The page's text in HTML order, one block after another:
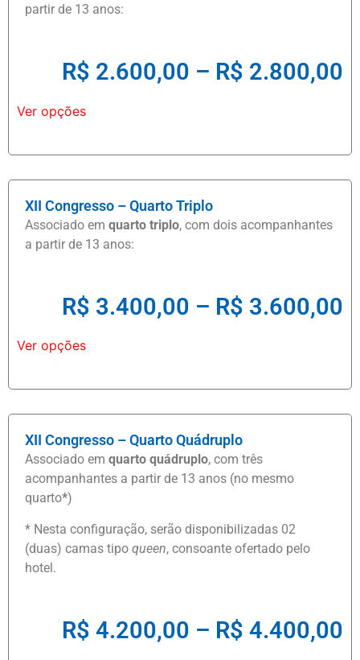
partir de 13 anos:
R$ 2.600,00 – R$ 2.800,00
Ver opções
XII Congresso – Quarto Triplo
Associado em quarto triplo, com dois acompanhantes
a partir de 13 anos:
R$ 3.400,00 – R$ 3.600,00
Ver opções
XII Congresso – Quarto Quádruplo
Associado em quarto quádruplo, com três
acompanhantes a partir de 13 anos (no mesmo
quarto*)
* Nesta configuração, serão disponibilizadas 02
(duas) camas tipo queen, consoante ofertado pelo
hotel.
R$ 4.200,00 – R$ 4.400,00